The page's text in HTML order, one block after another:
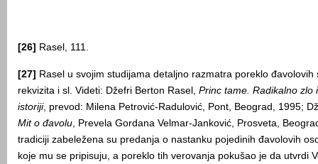
[26] Rasel, 111.
[27] Rasel u svojim studijama detaljno razmatra poreklo đavolovih
rekvizita i sl. Videti: Džefri Berton Rasel, Princ tame. Radikalno zlo
istoriji, prevod: Milena Petrović-Radulović, Pont, Beograd, 1995;
Mit o đavolu, Prevela Gordana Velmar-Janković, Prosveta,
tradiciji zabeležena su predanja o nastanku pojedinih đavolovih
koje mu se pripisuju, a poreklo tih verovanja pokušao je da utvrdi